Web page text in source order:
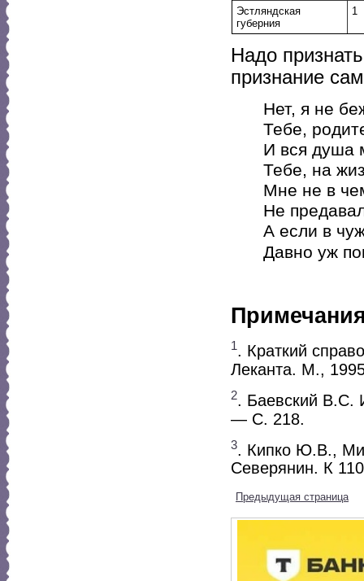
Эстляндская
губерния
1
Надо
признание
Нет, я не
Тебе,
И вся душа
Тебе, на
Мне не в
Не
А если в
Давно уж
1. Краткий
Леканта. М.,
2. Баевский В.С.
— С. 218.
3
. Кипко Ю.В.,
Северянин. К
Предыдущая страница